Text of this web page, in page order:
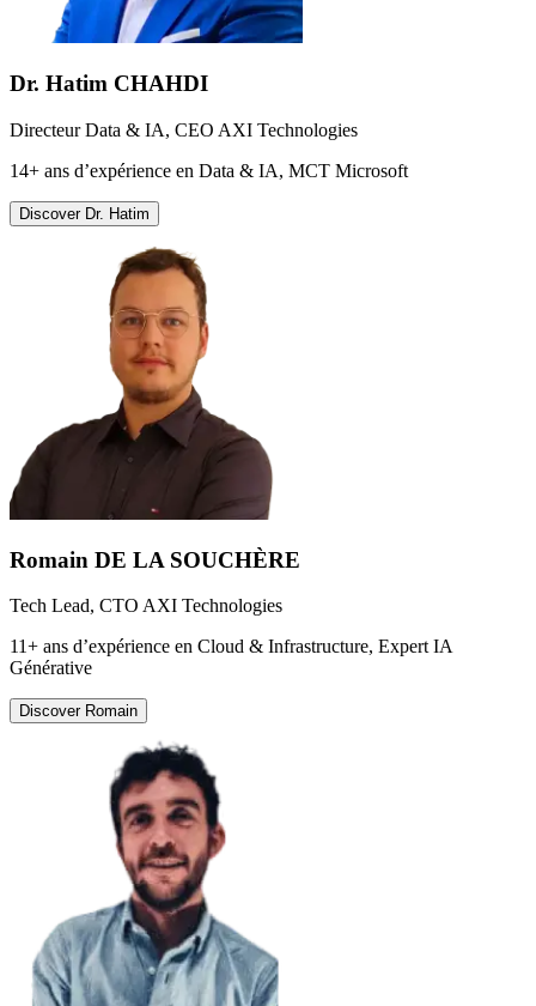
Dr. Hatim CHAHDI
Directeur Data & IA, CEO AXI Technologies
14+ ans d’expérience en Data & IA, MCT Microsoft
Discover Dr. Hatim
Romain DE LA SOUCHÈRE
Tech Lead, CTO AXI Technologies
11+ ans d’expérience en Cloud & Infrastructure, Expert IA
Générative
Discover Romain